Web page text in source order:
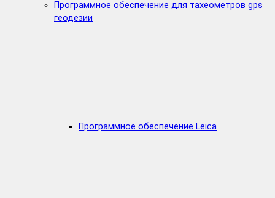
Программное обеспечение для тахеометров gps
геодезии
Программное обеспечение Leica